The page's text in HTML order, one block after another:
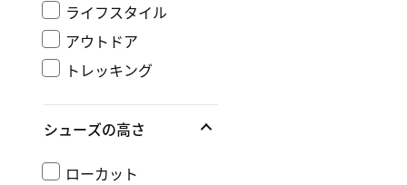
ライフスタイル
アウトドア
トレッキング
シューズの高さ
ローカット